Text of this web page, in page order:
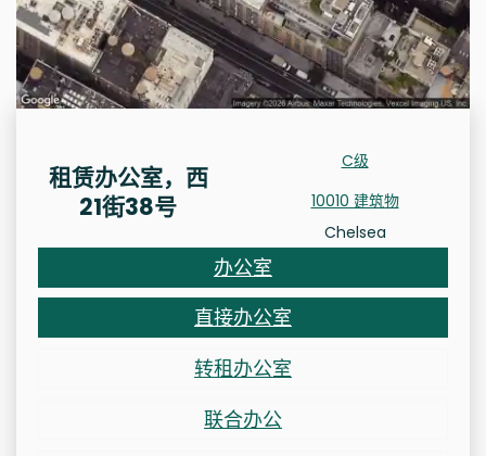
租赁办公室，西
21街38号
C级
10010 建筑物
Chelsea
办公室
直接办公室
转租办公室
联合办公